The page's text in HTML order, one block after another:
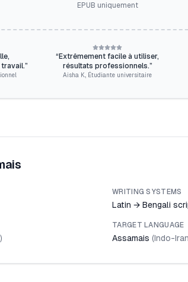
EPUB uniquement
”
“ Extrêmement facile à utiliser,
résultats professionnels.”
Aisha K. Étudiante universitaire
WRITING SYSTEMS
Latin → Bengali
)
TARGET LANGUAGE
Assamais (Indo-